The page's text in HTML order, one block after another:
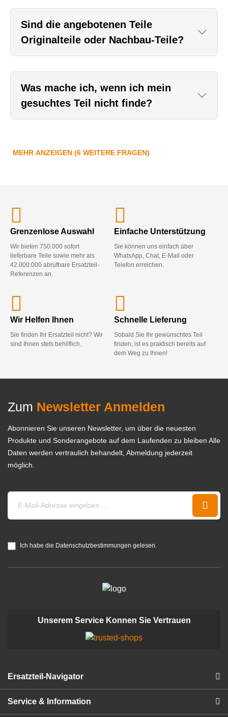
Sind die angebotenen Teile
Originalteile oder Nachbau-Teile?
Was mache ich, wenn ich mein
gesuchtes Teil nicht finde?
MEHR ANZEIGEN (6 WEITERE FRAGEN)
Grenzenlose Auswahl
Wir bieten 750.000 sofort
lieferbare Teile sowie mehr als
42.000.000 abrufbare Ersatzteil-
Referenzen an.
Einfache Unterstützung
Sie können uns einfach über
WhatsApp, Chat, E-Mail oder
Telefon erreichen.
Wir Helfen Ihnen
Sie finden Ihr Ersatzteil nicht? Wir
sind Ihnen stets behilflich.
Schnelle Lieferung
Sobald Sie Ihr gewünschtes Teil
finden, ist es praktisch bereits auf
dem Weg zu Ihnen!
Zum Newsletter Anmelden
Abonnieren Sie unseren Newsletter, um über die neuesten
Produkte und Sonderangebote auf dem Laufenden zu bleiben Alle
Daten werden vertraulich behandelt, Abmeldung jederzeit
möglich.
Ich habe die Datenschutzbestimmungen gelesen.
Unserem Service Konnen Sie Vertrauen
Ersatzteil-Navigator
Service & Information